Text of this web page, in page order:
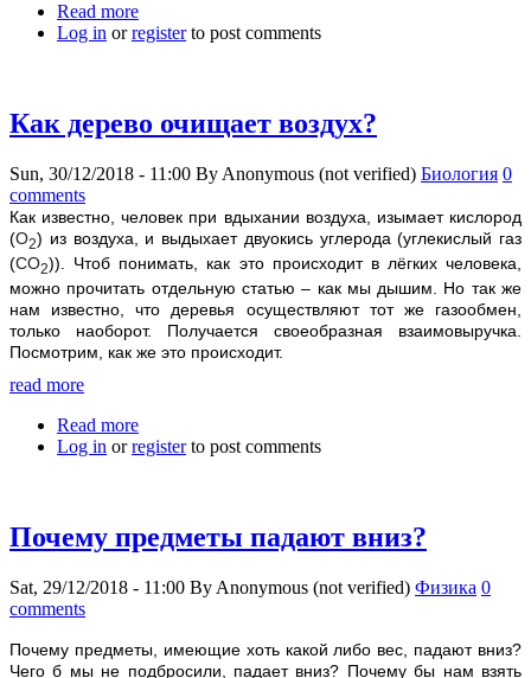
Read more
Log in orregisterto post comments
Как дерево очищает воздух?
Sun, 30/12/2018 - 11:00 By Anonymous (not verified) Биология 0
comments
Как известно, человек при вдыхании воздуха, изымает кислород
(О2) из воздуха, и выдыхает двуокись углерода (углекислый газ
(СО2)). Чтоб понимать, как это происходит в лёгких человека,
можно прочитать отдельную статью – как мы дышим. Но так же
нам известно, что деревья осуществляют тот же газообмен,
только наоборот. Получается своеобразная взаимовыручка.
Посмотрим, как же это происходит.
read more
Read more
Log in orregisterto post comments
Почему предметы падают вниз?
Sat, 29/12/2018 - 11:00 By Anonymous (not verified) Физика 0
comments
Почему предметы, имеющие хоть какой либо вес, падают вниз?
Чего б мы не подбросили, падает вниз? Почему бы нам взять